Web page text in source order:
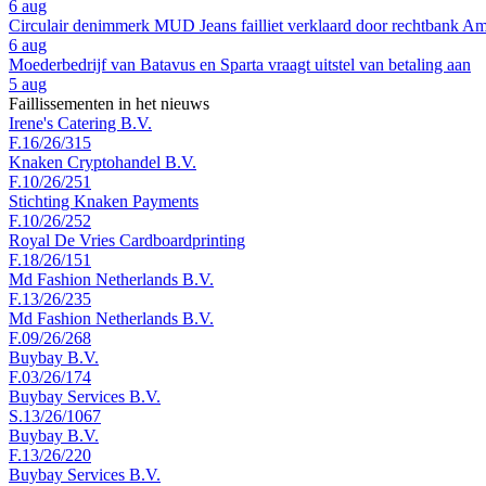
6 aug
Circulair denimmerk MUD Jeans failliet verklaard door rechtbank
6 aug
Moederbedrijf van Batavus en Sparta vraagt uitstel van betaling aan
5 aug
Faillissementen in het nieuws
Irene's Catering B.V.
F.16/26/315
Knaken Cryptohandel B.V.
F.10/26/251
Stichting Knaken Payments
F.10/26/252
Royal De Vries Cardboardprinting
F.18/26/151
Md Fashion Netherlands B.V.
F.13/26/235
Md Fashion Netherlands B.V.
F.09/26/268
Buybay B.V.
F.03/26/174
Buybay Services B.V.
S.13/26/1067
Buybay B.V.
F.13/26/220
Buybay Services B.V.